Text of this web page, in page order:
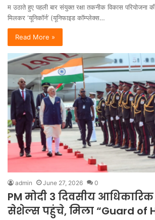
म उठाते हुए पहली बार संयुक्त रक्षा तकनीक विकास परियोजना
मिलकर ‘यूनिकॉर्न’ (यूनिफाइड कॉम्प्लेक्स…
Read More »
admin June 27, 2026 0
PM मोदी 3 दिवसीय आधिकारिक
सेशेल्स पहुंचे, मिला “Guard of